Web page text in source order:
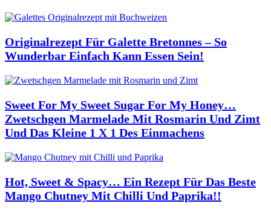
Originalrezept Für Galette Bretonnes – So
Wunderbar Einfach Kann Essen Sein!
Sweet For My Sweet Sugar For My Honey…
Zwetschgen Marmelade Mit Rosmarin Und Zimt
Und Das Kleine 1 X 1 Des Einmachens
Hot, Sweet & Spacy… Ein Rezept Für Das Beste
Mango Chutney Mit Chilli Und Paprika!!